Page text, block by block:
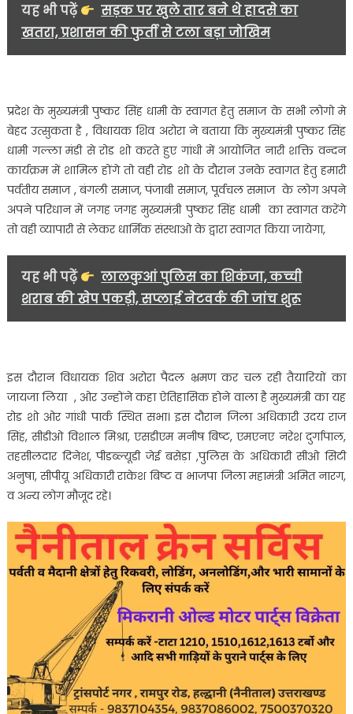
जनसभा
कर
व्यवस्थाओं
का
लिया
जायजा…..
यह भी पढ़ें
सड़क पर खुले तार बने थे हादसे का
खतरा, प्रशासन की फुर्ती से टला बड़ा जोखिम
प्रदेश के मुख्यमंत्री पुष्कर सिंह धामी के स्वागत हेतु समाज के सभी लोगो मे
बेहद उत्सुकता है , विधायक शिव अरोरा ने बताया कि मुख्यमंत्री पुष्कर सिंह
धामी गल्ला मंडी से रोड शो करते हुए गांधी में आयोजित नारी शक्ति वन्दन
कार्यक्रम में शामिल होंगे तो वही रोड शो के दौरान उनके स्वागत हेतु हमारी
पर्वतीय समाज , बंगली समाज, पंजाबी समाज, पूर्वचल समाज के लोग अपने
अपने परिधान में जगह जगह मुख्यमंत्री पुष्कर सिंह धामी का स्वागत करेंगे
तो वही व्यापारी से लेकर धार्मिक संस्थाओ के द्वारा स्वागत किया जायेगा,
यह भी पढ़ें
लालकुआं पुलिस का शिकंजा, कच्ची
शराब की खेप पकड़ी, सप्लाई नेटवर्क की जांच शुरू
इस दौरान विधायक शिव अरोरा पैदल भ्रमण कर चल रही तैयारियों का
जायजा लिया , ओर उन्होंने कहा ऐतिहासिक होने वाला है मुख्यमंत्री का यह
रोड शो ओर गांधी पार्क स्थित सभा। इस दौरान जिला अधिकारी उदय राज
सिंह, सीडीओ विशाल मिश्रा, एसडीएम मनीष बिष्ट, एमएनए नरेश दुर्गापाल,
तहसीलदार दिनेश, पीडब्ल्यूडी जेई बसेड़ा ,पुलिस के अधिकारी सीओ सिटी
अनुषा, सीपीयू अधिकारी राकेश बिष्ट व भाजपा जिला महामंत्री अमित नारग,
व अन्य लोग मौजूद रहे।